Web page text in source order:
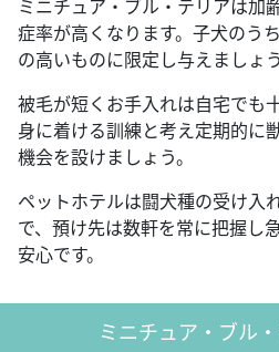
ミニチュア・ブル・テリアは加
症率が高くなります。子犬のう
の高いものに限定し与えましょう
被毛が短くお手入れは自宅でも
身に着ける訓練と考え定期的に
機会を設けましょう。
ペットホテルは闘犬種の受け入
で、預け先は数軒を常に把握し
安心です。
ミニチュア・ブル